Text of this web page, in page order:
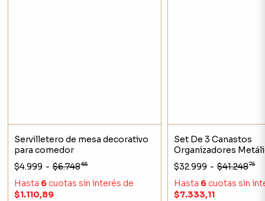
Servilletero de mesa decorativo
para comedor
$4.999 - $6.74865
Hasta 6cuotas sin interés de
$1.110,89
Set De 3 Canastos
Organizadores
Manijas Madera
$32.999 - $41.24875
Hasta 6 cuotas sin
$7.333,11